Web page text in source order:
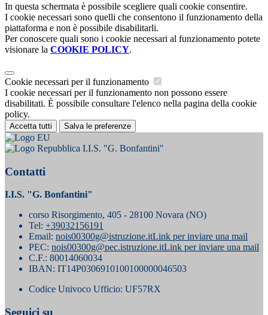
In questa schermata è possibile scegliere quali cookie consentire.
I cookie necessari sono quelli che consentono il funzionamento della
piattaforma e non è possibile disabilitarli.
Per conoscere quali sono i cookie necessari al funzionamento potete
visionare la COOKIE POLICY.
Cookie necessari per il funzionamento
I cookie necessari per il funzionamento non possono essere
disabilitati. È possibile consultare l'elenco nella pagina della cookie
policy.
Accetta tutti Salva le preferenze
I.I.S. "G. Bonfantini"
Contatti
I.I.S. "G. Bonfantini"
corso Risorgimento, 405 - 28100 Novara (NO)
Tel: +39032156191
Email: nois00300g@istruzione.itLink per inviare una mail
PEC: nois00300g@pec.istruzione.itLink per inviare una mail
C.F.: 80014060034
IBAN: IT14P0306910100100000046503
Codice Univoco Ufficio: UF57RX
Seguici su